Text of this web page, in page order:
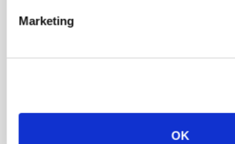
Marketing
OK